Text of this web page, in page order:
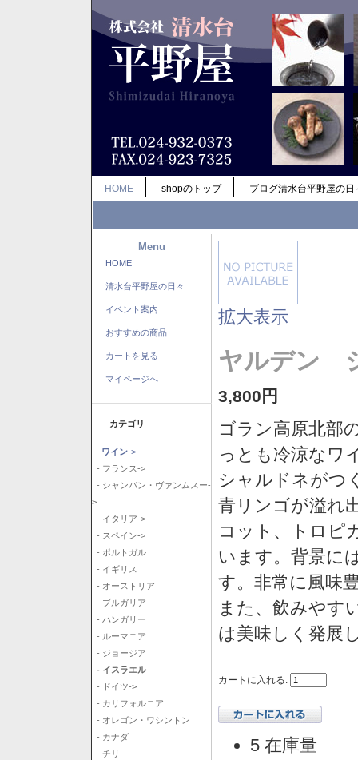
HOME shopのトップ ブログ清水台平野屋の日
Menu
HOME
清水台平野屋の日々
イベント案内
おすすめの商品
カートを見る
マイページへ
カテゴリ
ワイン->
- フランス->
- シャンパン・ヴァンムスー-
>
- イタリア->
- スペイン->
- ポルトガル
- イギリス
- オーストリア
- ブルガリア
- ハンガリー
- ルーマニア
- ジョージア
- イスラエル
- ドイツ->
- カリフォルニア
- オレゴン・ワシントン
- カナダ
- チリ
拡大表示
ヤルデン
3,800円
ゴラン高原北部
っとも冷涼なワ
シャルドネがつ
青リンゴが溢れ
コット、トロピ
います。背景に
す。非常に風味
また、飲みやす
は美味しく発展
カートに入れる:
5 在庫量